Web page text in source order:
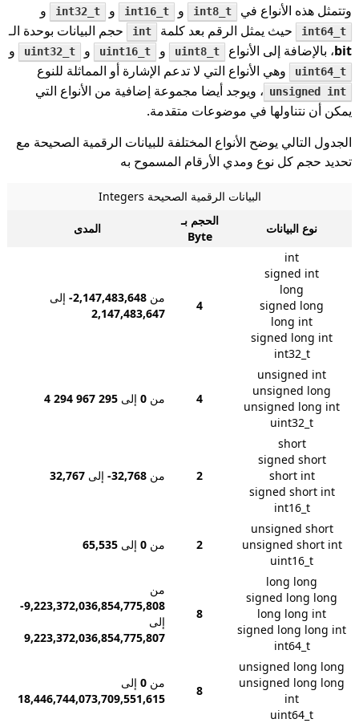
وتتمثل هذه الأنواع في
int8_t و int16_t و int32_t و
int64_t حيث يمثل الرقم بعد كلمة int
حجم البيانات بوحدة الـ
bit، بالإضافة إلى الأنواع uint8_t و uint16_t و uint32_t و
uint64_t وهي الأنواع التي لا تدعم الإشارة أو المماثلة للنوع
unsigned int ، ويوجد أيضا مجموعة إضافية من الأنواع التي
يمكن أن نتناولها في موضوعات متقدمة.
الجدول التالي يوضح الأنواع المختلفة للبيانات الرقمية الصحيحة مع
تحديد حجم كل نوع ومدي الأرقام المسموح به
البيانات الرقمية الصحيحة Integers
نوع البيانات
الحجم بـ
Byte
المدى
int
signed int
long
signed long
long int
signed long int
int32_t
4
من -2,147,483,648إلى
2,147,483,647
unsigned int
unsigned long
unsigned long int
uint32_t
4 من 0إلى 4 294 967 295
short
signed short
short int
signed short int
int16_t
2 من -32,768إلى 32,767
unsigned short
unsigned short int
uint16_t
2 من 0إلى 65,535
long long
signed long long
long long int
signed long long int
int64_t
8
من
-9,223,372,036,854,775,808
إلى
9,223,372,036,854,775,807
unsigned long long
unsigned long long
int
uint64_t
8
من 0إلى
18,446,744,073,709,551,615